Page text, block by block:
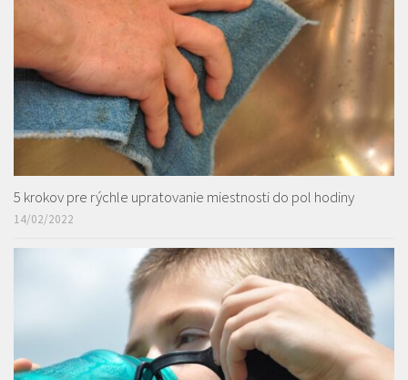
5 krokov pre rýchle upratovanie miestnosti do pol hodiny
14/02/2022